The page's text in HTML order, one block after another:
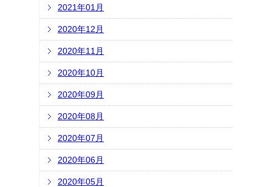
2021年01月
2020年12月
2020年11月
2020年10月
2020年09月
2020年08月
2020年07月
2020年06月
2020年05月